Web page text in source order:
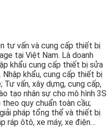
tư vấn và cung cấp thiết bị
tại Việt Nam. Là doanh
khẩu cung cấp thiết bị sửa
khẩu, cung cấp thiết bị
vấn, xây dựng, cung cấp,
tạo nhân sự cho mô hình 3S
quy chuẩn toàn cầu;
pháp tổng thể và thiết bị
ráp ôtô, xe máy, xe điện…